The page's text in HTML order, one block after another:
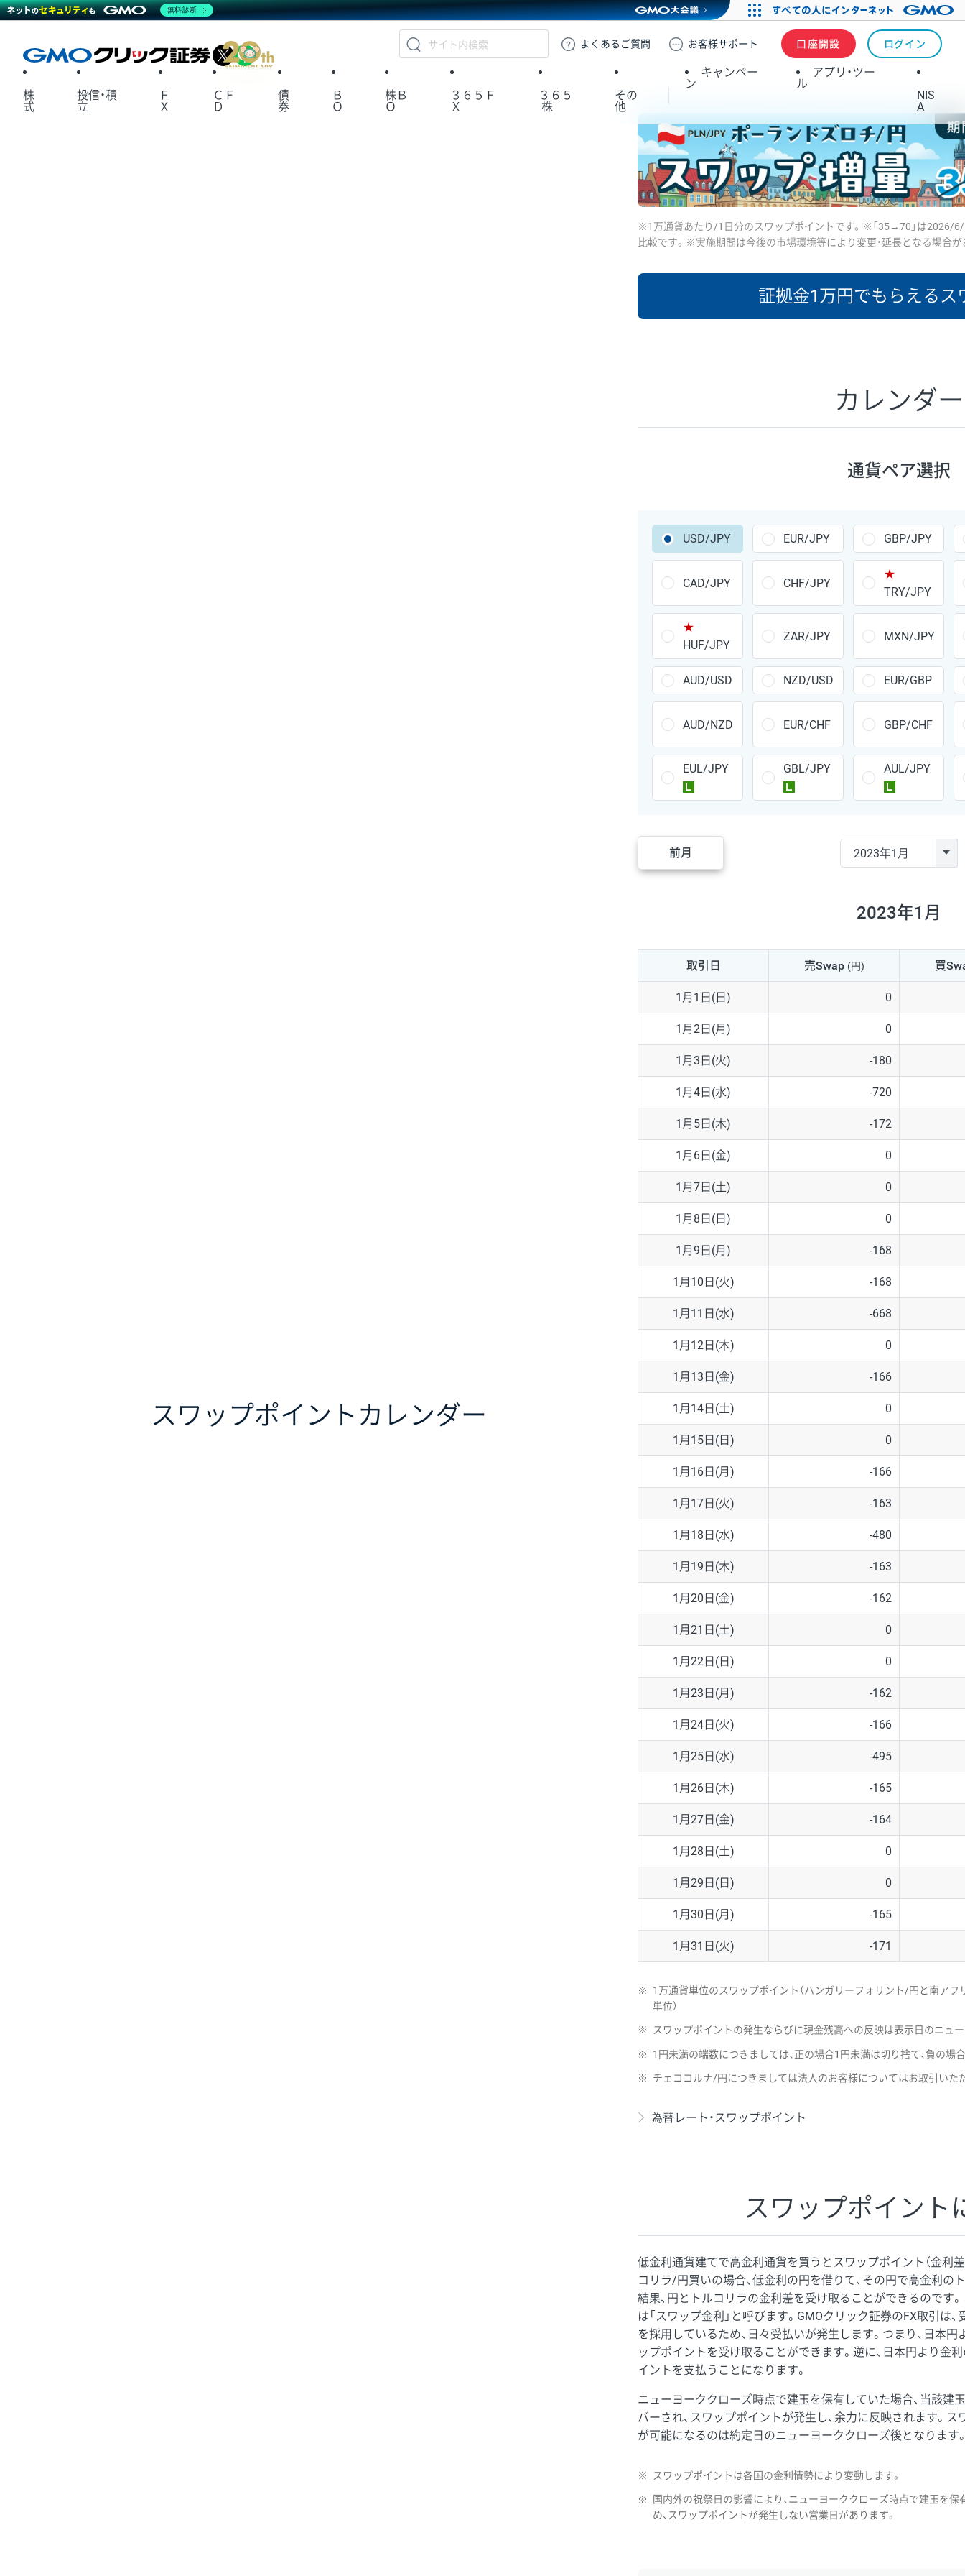
GMOクリック証券
よくある ご質問 お客様サポート 口座開設 ログイン
X
株
式
投信・積
立
Ｆ
Ｘ
ＣＦ
Ｄ
債
券
Ｂ
Ｏ
株Ｂ
Ｏ
３６５Ｆ
Ｘ
３６５
株
その
他
キャンペー
ン
アプリ・ツー
ル
NIS
A
スワップポイント カレンダー
※1万通貨あたり/1日分のスワップポイントです。※「35→70」は2026/6/
比較です。※実施期間は今後の市場環境等により変更・延長となる場合が
証拠金1万円でもらえるス
あたりの
ポイント
GBP/JPY 170円
AUD/JPY 106円
NZD/JPY 28円
CAD/JPY 38円
CHF/JPY 34円
PLN/JPY 35円
HUF/JPY 16円
ZAR/JPY 130円
MXN/JPY 140円
AUD/USD
NZD/USD 41円
EUR/GBP 71円
EUR/AUD 103円
GBP/AUD 43円
AUD/NZD 66円
EUR/CHF 111円
GBP/CHF 220円
USD/CHF 160円
※2026/6/30の当社のスワップポイントおよび、同日の為替レートに
※取引証拠金は同日の当社為替レート（ニューヨーククローズ・MIDレ
※ハンガリーフォリント/円と南アフリカランド/円とメキシコペソ/
カレンダー
通貨ペア選択
USD/JPY EUR/JPY GBP/JPY
CAD/JPY CHF/JPY
★
TRY/JPY
★
HUF/JPY
ZAR/JPY MXN/JPY
AUD/USD NZD/USD EUR/GBP
AUD/NZD EUR/CHF GBP/CHF
EUL/JPY
GBL/JPY
AUL/JPY
前月
2023年1月
取引日 売Swap (円) 買
1月1日(日) 0
1月2日(月) 0
1月3日(火) -180
1月4日(水) -720
1月5日(木) -172
1月6日(金) 0
1月7日(土) 0
1月8日(日) 0
1月9日(月) -168
1月10日(火) -168
1月11日(水) -668
1月12日(木) 0
1月13日(金) -166
1月14日(土) 0
1月15日(日) 0
1月16日(月) -166
1月17日(火) -163
1月18日(水) -480
1月19日(木) -163
1月20日(金) -162
1月21日(土) 0
1月22日(日) 0
1月23日(月) -162
1月24日(火) -166
1月25日(水) -495
1月26日(木) -165
1月27日(金) -164
1月28日(土) 0
1月29日(日) 0
1月30日(月) -165
1月31日(火) -171
※
1万通貨単位のスワップポイント（ハンガリーフォリント/円と南ア
単位）
※ スワップポイントの発生ならびに現金残高への反映は表示日のニュ
※ 1円未満の端数につきましては、正の場合1円未満は切り捨て、負の場
※ チェココルナ/円につきましては法人のお客様についてはお取引いた
為替レート・スワップポイント
スワップポイント
低金利通貨建てで高金利通貨を買うとスワップポイント（金利
コリラ/円買いの場合、低金利の円を借りて、その円で高金利の
結果、円とトルコリラの金利差を受け取ることができるのです
は「スワップ金利」と呼びます。GMOクリック証券のFX取引は
を採用しているため、日々受払いが発生します。つまり、日本
ップポイントを受け取ることができます。逆に、日本円より金
イントを支払うことになります。
ニューヨーククローズ時点で建玉を保有していた場合、当該建
バーされ、スワップポイントが発生し、余力に反映されます。
が可能になるのは約定日のニューヨーククローズ後となります
※ スワップポイントは各国の金利情勢により変動します。
※
国内外の祝祭日の影響により、ニューヨーククローズ時点で建玉を
め、スワップポイントが発生しない営業日があります。
無料診断